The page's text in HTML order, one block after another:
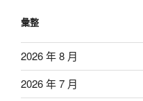
彙整
2026 年 8 月
2026 年 7 月